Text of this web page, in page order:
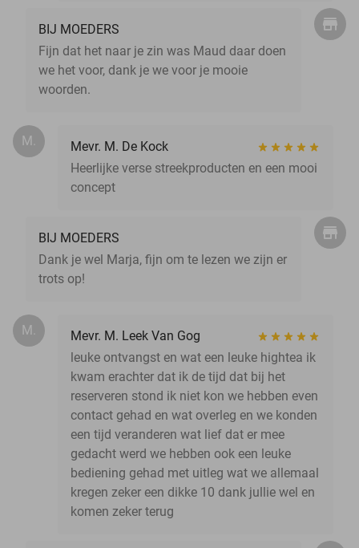
BIJ MOEDERS
Fijn dat het naar je zin was Maud daar doen
we het voor, dank je we voor je mooie
woorden.
M.
Mevr. M. De Kock
Heerlijke verse streekproducten en een mooi
concept
BIJ MOEDERS
Dank je wel Marja, fijn om te lezen we zijn er
trots op!
M.
Mevr. M. Leek Van Gog
leuke ontvangst en wat een leuke hightea ik
kwam erachter dat ik de tijd dat bij het
reserveren stond ik niet kon we hebben even
contact gehad en wat overleg en we konden
een tijd veranderen wat lief dat er mee
gedacht werd we hebben ook een leuke
bediening gehad met uitleg wat we allemaal
kregen zeker een dikke 10 dank jullie wel en
komen zeker terug